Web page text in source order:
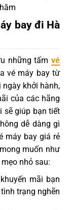
bay đi Hà
những tấm vé
vé máy bay từ
khởi hành,
của các hãng
sẽ giúp bạn tiết
dễ dàng gì
máy bay giá rẻ
muốn như
nhỏ sau:
mãi bạn
trạng nghẽn